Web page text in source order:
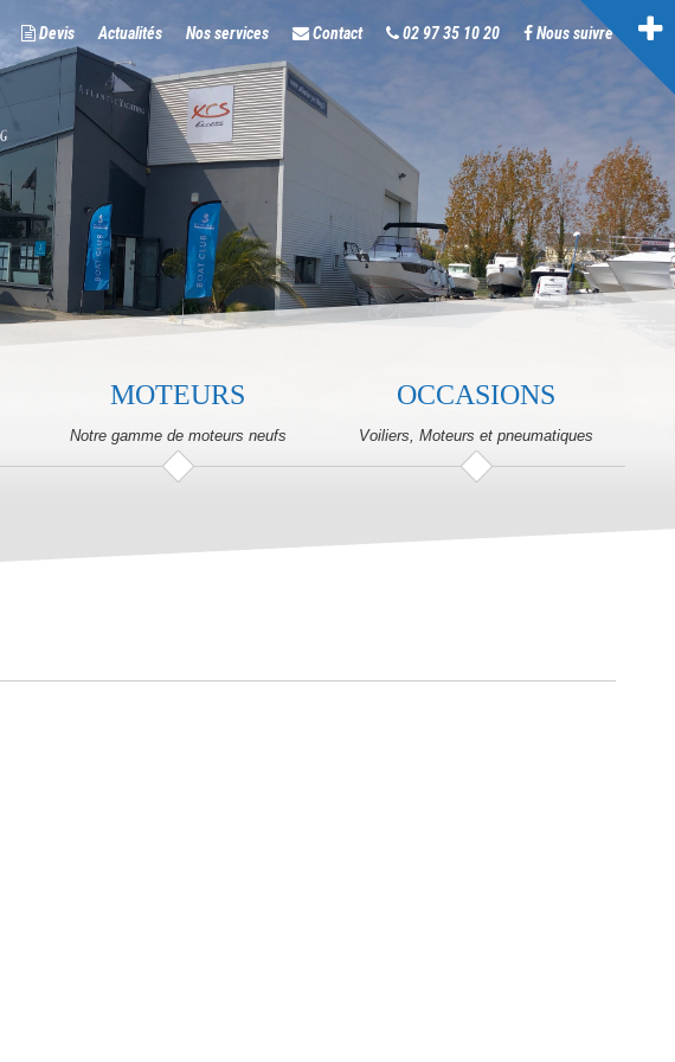
Devis Actualités Nos services Contact 02 97 35 10 20 Nous suivre
MOTEURS
Notre gamme de moteurs neufs
OCCASIONS
Voiliers, Moteurs et pneumatiques